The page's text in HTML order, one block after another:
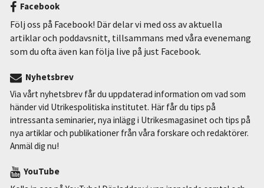
Facebook
Följ oss på Facebook! Där delar vi med oss av aktuella
artiklar och poddavsnitt, tillsammans med våra evenemang
som du ofta även kan följa live på just Facebook.
Nyhetsbrev
Via vårt nyhetsbrev får du uppdaterad information om vad som
händer vid Utrikespolitiska institutet. Här får du tips på
intressanta seminarier, nya inlägg i Utrikesmagasinet och tips på
nya artiklar och publikationer från våra forskare och redaktörer.
Anmäl dig nu!
YouTube